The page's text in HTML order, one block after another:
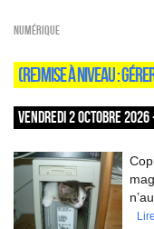
Numérique
(RE)MISE À NIVEAU :
VENDREDI 2 OCTOBRE